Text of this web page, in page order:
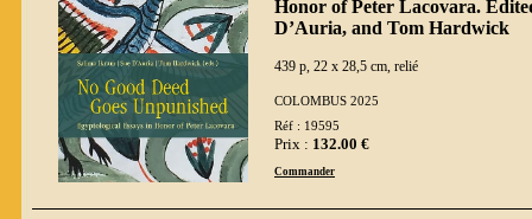
Honor of Peter Lacovara.
D’Auria, and Tom Hardwick
439 p, 22 x 28,5 cm, relié
COLOMBUS 2025
Réf : 19595
Prix : 132.00 €
Commander